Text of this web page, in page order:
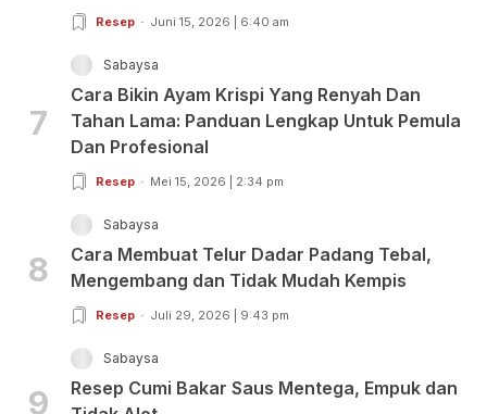
Resep Juni 15, 2026 | 6:40 am
7
Sabaysa
Cara Bikin Ayam Krispi Yang Renyah Dan
Tahan Lama: Panduan Lengkap Untuk Pemula
Dan Profesional
Resep Mei 15, 2026 | 2:34 pm
8
Sabaysa
Cara Membuat Telur Dadar Padang Tebal,
Mengembang dan Tidak Mudah Kempis
Resep Juli 29, 2026 | 9:43 pm
9
Sabaysa
Resep Cumi Bakar Saus Mentega, Empuk dan